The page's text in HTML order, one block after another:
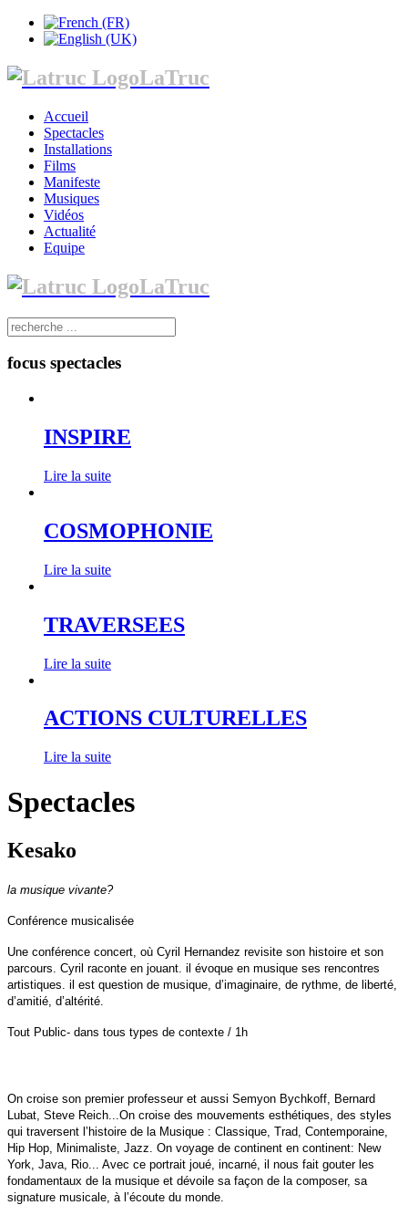
LaTruc
Accueil
Spectacles
Installations
Films
Manifeste
Musiques
Vidéos
Actualité
Equipe
LaTruc
focus spectacles
INSPIRE
Lire la suite
COSMOPHONIE
Lire la suite
TRAVERSEES
Lire la suite
ACTIONS CULTURELLES
Lire la suite
Spectacles
Kesako
la musique vivante?
Conférence musicalisée
Une conférence concert, où Cyril Hernandez revisite son histoire et son
parcours. Cyril raconte en jouant. il évoque en musique ses rencontres
artistiques. il est question de musique, d’imaginaire, de rythme, de liberté,
d’amitié, d’altérité.
Tout Public- dans tous types de contexte / 1h
On croise son premier professeur et aussi Semyon Bychkoff, Bernard
Lubat, Steve Reich...On croise des mouvements esthétiques, des styles
qui traversent l’histoire de la Musique : Classique, Trad, Contemporaine,
Hip Hop, Minimaliste, Jazz. On voyage de continent en continent: New
York, Java, Rio... Avec ce portrait joué, incarné, il nous fait gouter les
fondamentaux de la musique et dévoile sa façon de la composer, sa
signature musicale, à l’écoute du monde.